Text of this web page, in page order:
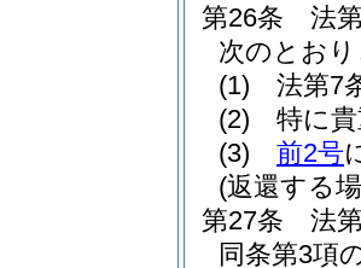
第26条
法
次のとお
(1)
法第7
(2)
特に
(3)
前2号
(返還する
第27条
法
同条第3項